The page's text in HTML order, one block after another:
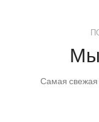
Мы
Самая свежая